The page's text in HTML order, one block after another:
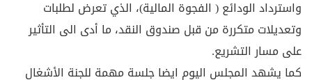
واسترداد الودائع ( الفجوة المالية)، الذي تعرض لطلبات
وتعديلات متكررة من قبل صندوق النقد، ما أدى الى التأثير
على مسار التشريع.
كما يشهد المجلس اليوم ايضا جلسة مهمة للجنة الأشغال